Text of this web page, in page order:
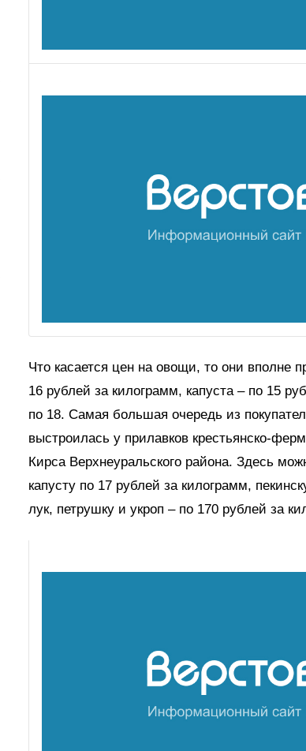
Что касается цен на овощи, то они вполне
16 рублей за килограмм, капуста – по 15
по 18. Самая большая очередь из
выстроилась у прилавков крестьянско-
Кирса Верхнеуральского района. Здесь
капусту по 17 рублей за килограмм,
лук, петрушку и укроп – по 170 рублей за